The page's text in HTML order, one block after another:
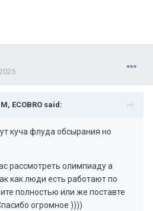
ECOBRO said:
куча флуда обсырания но
рассмотреть олимпиаду а
как люди есть работают по
полностью или же поставте
огромное ))))